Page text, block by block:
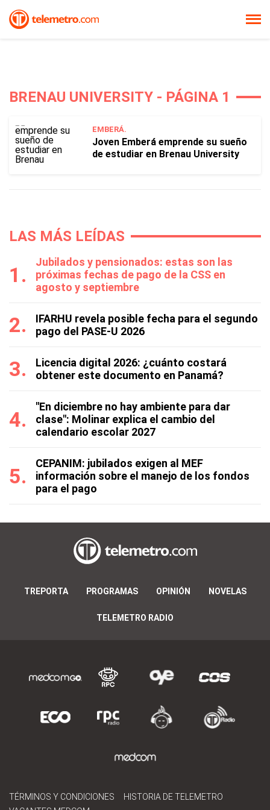
BRENAU UNIVERSITY - PÁGINA 1
EMBERÁ.
Joven Emberá emprende su sueño
de estudiar en Brenau University
LAS MÁS LEÍDAS
Jubilados y pensionados: estas son las
próximas fechas de pago de la CSS en
agosto y septiembre
IFARHU revela posible fecha para el segundo
pago del PASE-U 2026
Licencia digital 2026: ¿cuánto costará
obtener este documento en Panamá?
"En diciembre no hay ambiente para dar
clase": Molinar explica el cambio del
calendario escolar 2027
CEPANIM: jubilados exigen al MEF
información sobre el manejo de los fondos
para el pago
TREPORTA PROGRAMAS OPINIÓN NOVELAS
TELEMETRO RADIO
TÉRMINOS Y CONDICIONES
HISTORIA DE TELEMETRO